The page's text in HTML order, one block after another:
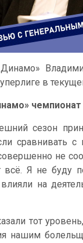
в
сезон
не
Я не буду
на
тот
нашим